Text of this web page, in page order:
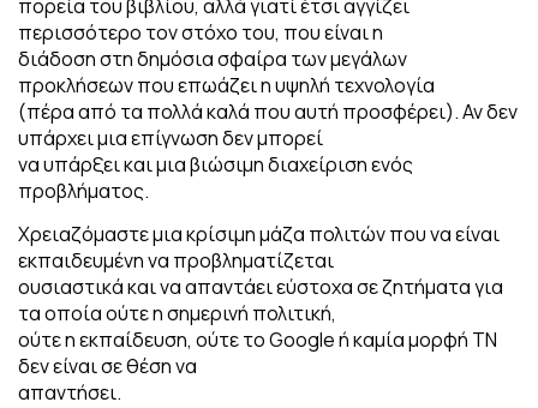
πορεία του βιβλίου, αλλά γιατί έτσι αγγίζει
περισσότερο τον στόχο του, που είναι η
διάδοση στη δημόσια σφαίρα των μεγάλων
προκλήσεων που επωάζει η υψηλή τεχνολογία
(πέρα από τα πολλά καλά που αυτή προσφέρει). Αν δεν
υπάρχει μια επίγνωση δεν μπορεί
να υπάρξει και μια βιώσιμη διαχείριση ενός
προβλήματος.
Χρειαζόμαστε μια κρίσιμη μάζα πολιτών που να είναι
εκπαιδευμένη να προβληματίζεται
ουσιαστικά και να απαντάει εύστοχα σε ζητήματα για
τα οποία ούτε η σημερινή πολιτική,
ούτε η εκπαίδευση, ούτε το Google ή καμία μορφή ΤΝ
δεν είναι σε θέση να
απαντήσει.